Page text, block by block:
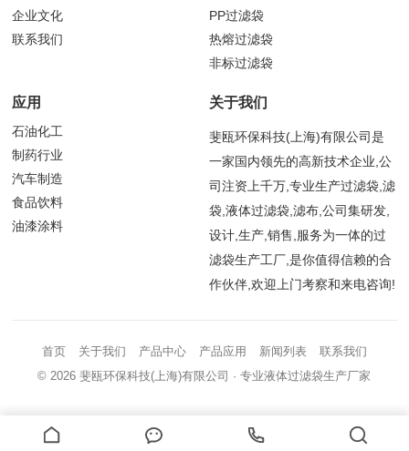
企业文化
联系我们
PP过滤袋
热熔过滤袋
非标过滤袋
应用
石油化工
制药行业
汽车制造
食品饮料
油漆涂料
关于我们
斐瓯环保科技(上海)有限公司是
一家国内领先的高新技术企业,公
司注资上千万,专业生产过滤袋,滤
袋,液体过滤袋,滤布,公司集研发,
设计,生产,销售,服务为一体的过
滤袋生产工厂,是你值得信赖的合
作伙伴,欢迎上门考察和来电咨询!
首页 关于我们 产品中心 产品应用 新闻列表
联系我们
© 2026斐瓯环保科技(上海)有限公司 · 专业液体过滤袋生产厂家